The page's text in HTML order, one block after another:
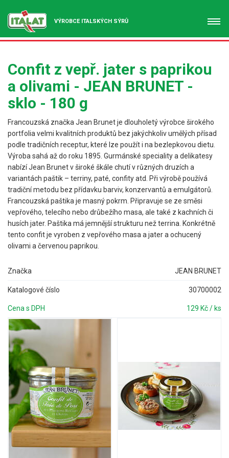
VÝROBCE ITALSKÝCH SÝRŮ
Confit z vepř. jater s paprikou
a olivami - JEAN BRUNET -
sklo - 180 g
Francouzská značka Jean Brunet je dlouholetý výrobce širokého
portfolia velmi kvalitních produktů bez jakýchkoliv umělých přísad
podle tradičních receptur, které lze použít i na bezlepkovou dietu.
Výroba sahá až do roku 1895. Gurmánské speciality a delikatesy
nabízí Jean Brunet v široké škále chutí v různých druzích a
variantách paštik – terriny, paté, confity atd. Při výrobě používá
tradiční metodu bez přídavku barviv, konzervantů a emulgátorů.
Francouzská paštika je masný pokrm. Připravuje se ze směsi
vepřového, telecího nebo drůbežího masa, ale také z kachních či
husích jater. Paštika má jemnější strukturu než terrina. Konkrétně
tento confit je vyroben z vepřového masa a jater a ochucený
olivami a červenou paprikou.
Značka JEAN BRUNET
Katalogové číslo 30700002
Cena s DPH 129 Kč / ks